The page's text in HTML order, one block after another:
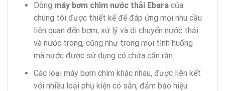
Dòng máy bơm chìm nước thải Ebaracủa
chúng tôi được thiết kế để đáp ứng mọi nhu cầu
liên quan đến bơm, xử lý và di chuyển nước thải
và nước trong,cũng như trong mọi tình huống
mà nước được sử dụng có chứa cặn rắn.
Các loại máy bơm chìm khác nhau, được liên kết
với nhiều loại phụ kiện có sẵn, đảm bảo hiệu